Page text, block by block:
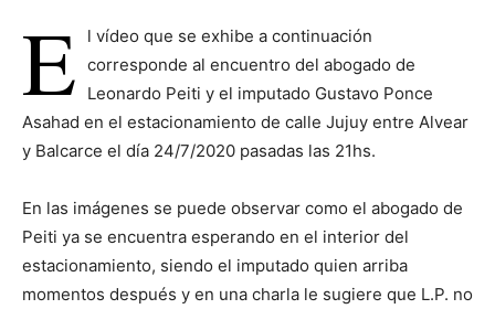
E
l vídeo que se exhibe a continuación
corresponde al encuentro del abogado de
Leonardo Peiti y el imputado Gustavo Ponce
Asahad en el estacionamiento de calle Jujuy entre Alvear
y Balcarce el día 24/7/2020 pasadas las 21hs.
En las imágenes se puede observar como el abogado de
Peiti ya se encuentra esperando en el interior del
estacionamiento, siendo el imputado quien arriba
momentos después y en una charla le sugiere que L.P. no